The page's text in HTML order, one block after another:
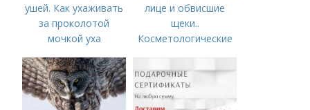
ушей. Как ухаживать
за проколотой
мочкой уха
лице и обвисшие
щеки..
Косметологические